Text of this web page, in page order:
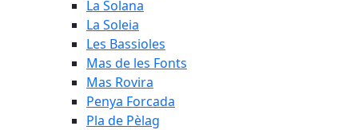
La Solana
La Soleia
Les Bassioles
Mas de les Fonts
Mas Rovira
Penya Forcada
Pla de Pèlag